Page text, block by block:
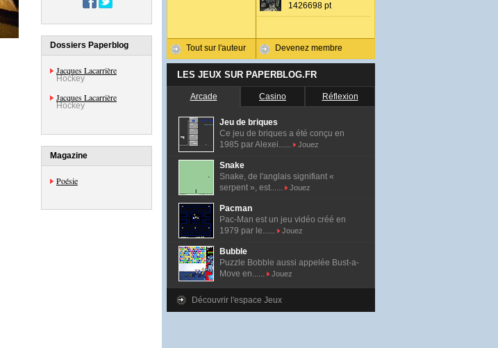
Dossiers Paperblog
Jacques Lacarrière
Hockey
Jacques Lacarrière
Hockey
Magazine
Poésie
Tout sur l'auteur
1426698 pt
Devenez membre
LES JEUX SUR PAPERBLOG.FR
Arcade Casino Réflexion
Jeu de briques
Ce jeu de briques a été conçu en
1985 par Alexei......
Jouez
Snake
Snake, de l'anglais signifiant «
serpent », est......
Jouez
Pacman
Pac-Man est un jeu vidéo créé en
1979 par le......
Jouez
Bubble
Puzzle Bobble aussi appelée Bust-a-
Move en......
Jouez
Découvrir l'espace Jeux